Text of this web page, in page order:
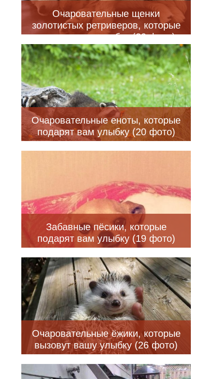
Очаровательные щенки
золотистых ретриверов, которые
подарят вам улыбку (30 фото)
Очаровательные еноты, которые
подарят вам улыбку (20 фото)
Забавные пёсики, которые
подарят вам улыбку (19 фото)
Очаровательные ёжики, которые
вызовут вашу улыбку (26 фото)